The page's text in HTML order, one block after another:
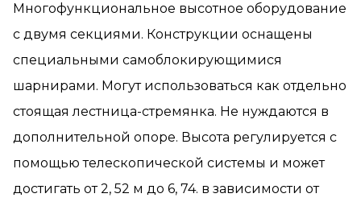
Многофункциональное высотное оборудование
с двумя секциями. Конструкции оснащены
специальными самоблокирующимися
шарнирами. Могут использоваться как отдельно
стоящая лестница-стремянка. Не нуждаются в
дополнительной опоре. Высота регулируется с
помощью телескопической системы и может
достигать от 2, 52 м до 6, 74. в зависимости от